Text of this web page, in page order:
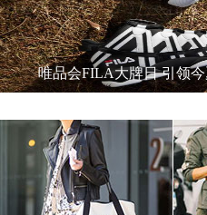
唯品会FILA大牌日 引领